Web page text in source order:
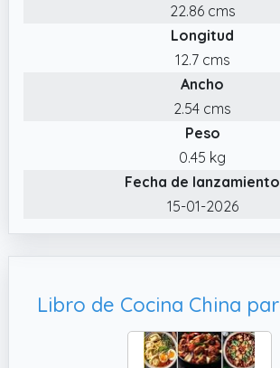
22.86 cms
Longitud
12.7 cms
Ancho
2.54 cms
Peso
0.45 kg
Fecha de lanzamiento
15-01-2026